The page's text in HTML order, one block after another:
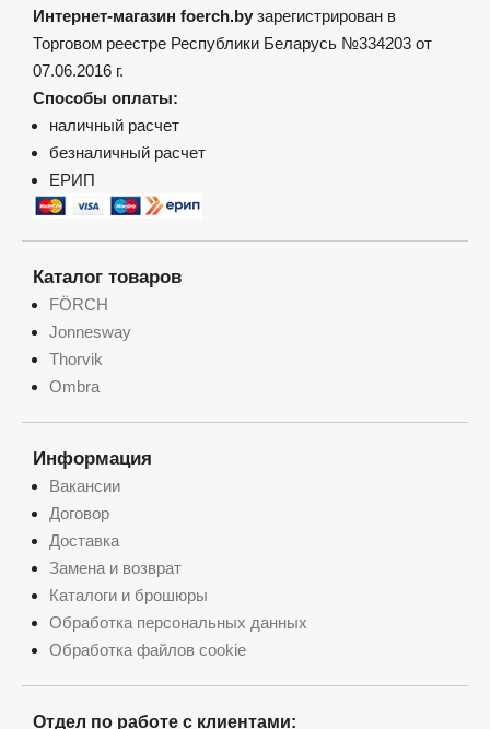
Интернет-магазин foerch.by зарегистрирован в
Торговом реестре Республики Беларусь №334203 от
07.06.2016 г.
Способы оплаты:
наличный расчет
безналичный расчет
ЕРИП
Каталог товаров
FÖRCH
Jonnesway
Thorvik
Ombra
Информация
Вакансии
Договор
Доставка
Замена и возврат
Каталоги и брошюры
Обработка персональных данных
Обработка файлов cookie
Отдел по работе с клиентами: